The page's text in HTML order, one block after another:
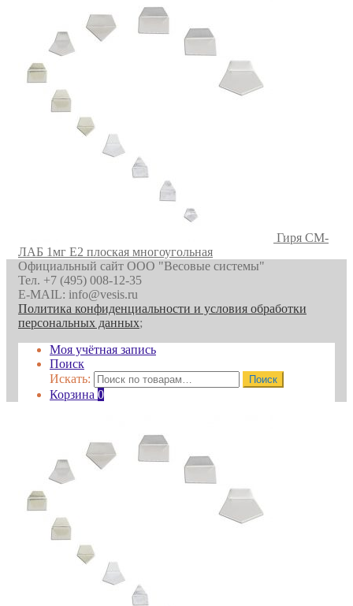
Гиря СМ-
ЛАБ 1мг E2 плоская многоугольная
Официальный сайт ООО "Весовые системы"
Тел. +7 (495) 008-12-35
E-MAIL: info@vesis.ru
Политика конфиденциальности и условия обработки
персональных данных;
Моя учётная запись
Поиск
Искать:
Поиск
Корзина 0